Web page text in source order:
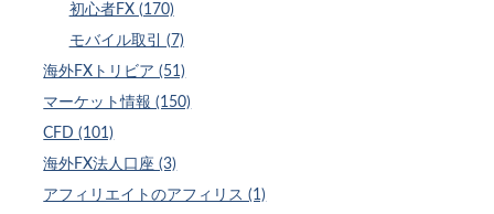
初心者FX (170)
モバイル取引 (7)
海外FXトリビア (51)
マーケット情報 (150)
CFD (101)
海外FX法人口座 (3)
アフィリエイトのアフィリス (1)